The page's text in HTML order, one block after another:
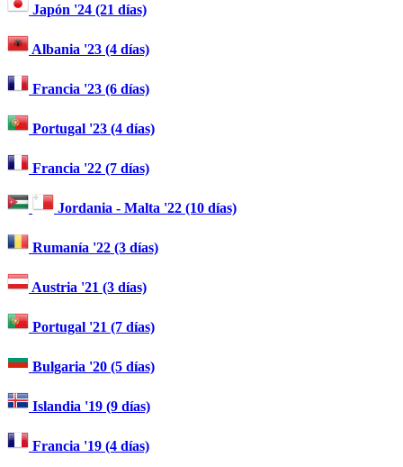
Japón '24 (21 días)
Albania '23 (4 días)
Francia '23 (6 días)
Portugal '23 (4 días)
Francia '22 (7 días)
Jordania - Malta '22 (10 días)
Rumanía '22 (3 días)
Austria '21 (3 días)
Portugal '21 (7 días)
Bulgaria '20 (5 días)
Islandia '19 (9 días)
Francia '19 (4 días)